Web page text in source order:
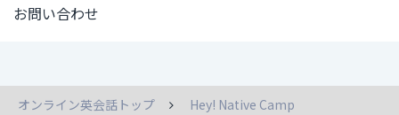
お問い合わせ
オンライン英会話トップ
Hey! Native Camp